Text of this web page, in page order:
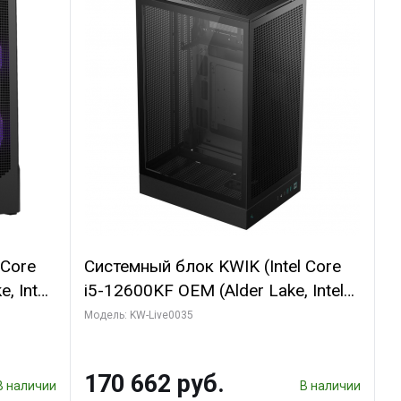
Intel
наличии
Системный блок KWIK (Intel Core
i5-12600KF OEM (Alder Lake, Intel
7, C10 4EC/6PC// 64 ГБ ОЗУ/ Ninja
SSD)
Модель: KW-Live0035
170 662 руб. В наличии